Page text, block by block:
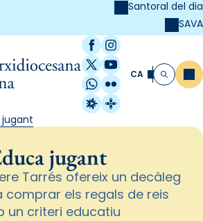
Santoral del dia
SAVA
Facebook
Instagram
X / Twitter
YouTube
WhatsApp
Flickr
Radio Estel
Catalunya
CA Cerca
jugant
jugant
Tarrés ofereix un decàleg
comprar els regals de reis
un criteri educatiu